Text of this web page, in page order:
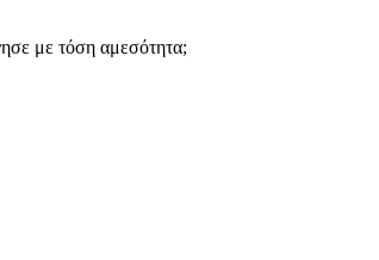
με τόση αμεσότητα;